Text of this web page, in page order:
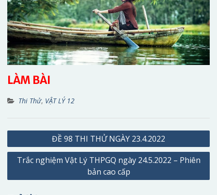
LÀM BÀI
Thi Thử, VẬT LÝ 12
Điều
hướng
bài
ĐỀ 98 THI THỬ NGÀY 23.4.2022
Trắc nghiệm Vật Lý THPGQ ngày 24.5.2022 – Phiên
bản cao cấp